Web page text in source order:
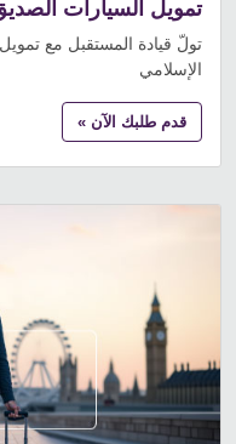
تمويل السيارات الصديق
تولّ قيادة المستقبل مع
الإسلامي
قدم طلبك الآن »